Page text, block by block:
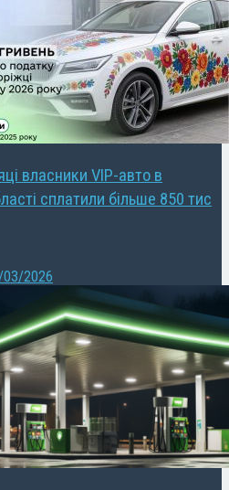
власники VIP-авто в
сплатили більше 850 тис
2026